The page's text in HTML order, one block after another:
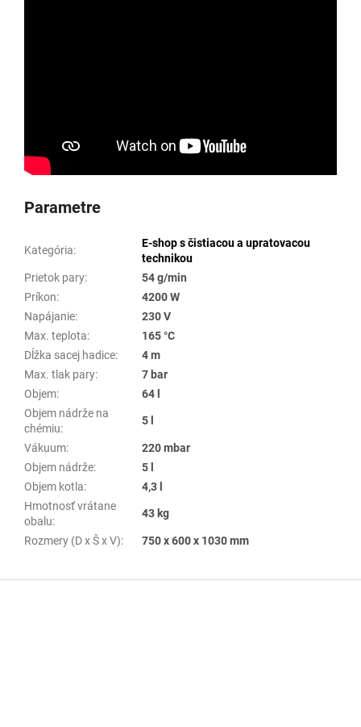
Parametre
Kategória:
E-shop s čistiacou a upratovacou
technikou
Prietok pary:
54 g/min
Príkon:
4200 W
Napájanie:
230 V
Max. teplota:
165 °C
Dĺžka sacej hadice:
4 m
Max. tlak pary:
7 bar
Objem:
64 l
Objem nádrže na
chémiu:
5 l
Vákuum:
220 mbar
Objem nádrže:
5 l
Objem kotla:
4,3 l
Hmotnosť vrátane
obalu:
43 kg
Rozmery (D x Š x V): 750 x 600 x 1030 mm